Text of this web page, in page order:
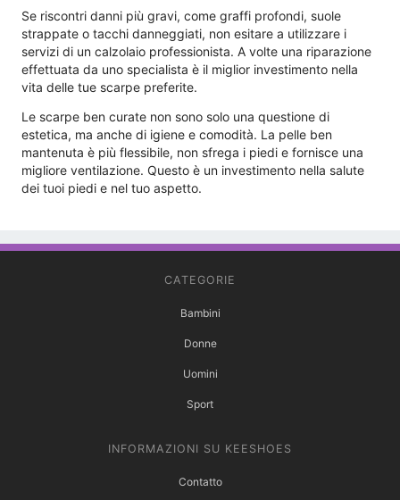
Se riscontri danni più gravi, come graffi profondi, suole
strappate o tacchi danneggiati, non esitare a utilizzare i
servizi di un calzolaio professionista. A volte una riparazione
effettuata da uno specialista è il miglior investimento nella
vita delle tue scarpe preferite.
Le scarpe ben curate non sono solo una questione di
estetica, ma anche di igiene e comodità. La pelle ben
mantenuta è più flessibile, non sfrega i piedi e fornisce una
migliore ventilazione. Questo è un investimento nella salute
dei tuoi piedi e nel tuo aspetto.
CATEGORIE
Bambini
Donne
Uomini
Sport
INFORMAZIONI SU KEESHOES
Contatto